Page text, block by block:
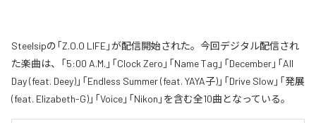
Steelsipの「Z.O.O LIFE」が配信開始された。今回デジタル配信され
た楽曲は、「5:00 A.M.」「Clock Zero」「Name Tag」「December」「All
Day (feat. Deey)」「Endless Summer (feat. YAYA子)」「Drive Slow」「発展
(feat. Elizabeth-G)」「Voice」「Nikon」を含む全10曲となっている。